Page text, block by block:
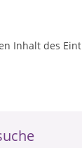
Inhalt des